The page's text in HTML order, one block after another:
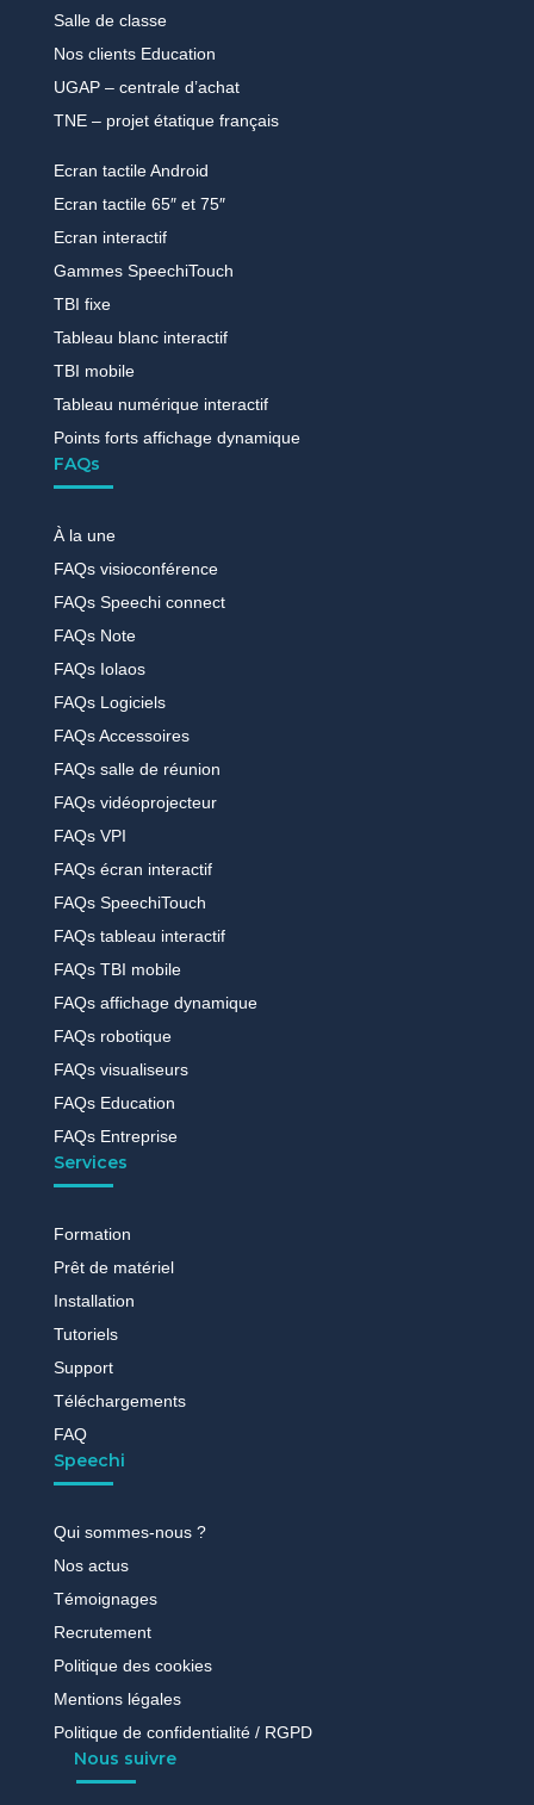
Salle de classe
Nos clients Education
UGAP – centrale d’achat
TNE – projet étatique français
Ecran tactile Android
Ecran tactile 65″ et 75″
Ecran interactif
Gammes SpeechiTouch
TBI fixe
Tableau blanc interactif
TBI mobile
Tableau numérique interactif
Points forts affichage dynamique
FAQs
À la une
FAQs visioconférence
FAQs Speechi connect
FAQs Note
FAQs Iolaos
FAQs Logiciels
FAQs Accessoires
FAQs salle de réunion
FAQs vidéoprojecteur
FAQs VPI
FAQs écran interactif
FAQs SpeechiTouch
FAQs tableau interactif
FAQs TBI mobile
FAQs affichage dynamique
FAQs robotique
FAQs visualiseurs
FAQs Education
FAQs Entreprise
Services
Formation
Prêt de matériel
Installation
Tutoriels
Support
Téléchargements
FAQ
Speechi
Qui sommes-nous ?
Nos actus
Témoignages
Recrutement
Politique des cookies
Mentions légales
Politique de confidentialité / RGPD
Nous suivre